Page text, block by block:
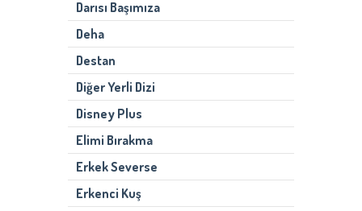
Darısı Başımıza
Deha
Destan
Diğer Yerli Dizi
Disney Plus
Elimi Bırakma
Erkek Severse
Erkenci Kuş